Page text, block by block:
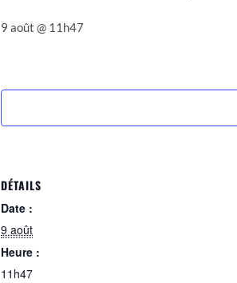
9 août @ 11h47
DÉTAILS
Date :
9 août
Heure :
11h47